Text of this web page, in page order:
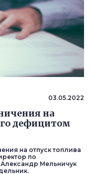
03.05.2022
на
дефицитом
на отпуск топлива
по
Мельничук